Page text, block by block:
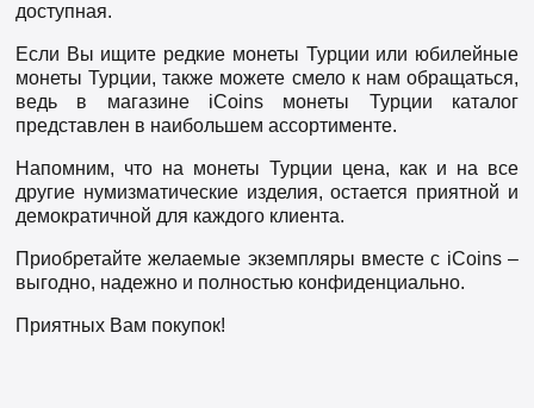
доступная.
Если Вы ищите редкие монеты Турции или юбилейные
монеты Турции, также можете смело к нам обращаться,
ведь в магазине iCoins монеты Турции каталог
представлен в наибольшем ассортименте.
Напомним, что на монеты Турции цена, как и на все
другие нумизматические изделия, остается приятной и
демократичной для каждого клиента.
Приобретайте желаемые экземпляры вместе с iCoins –
выгодно, надежно и полностью конфиденциально.
Приятных Вам покупок!